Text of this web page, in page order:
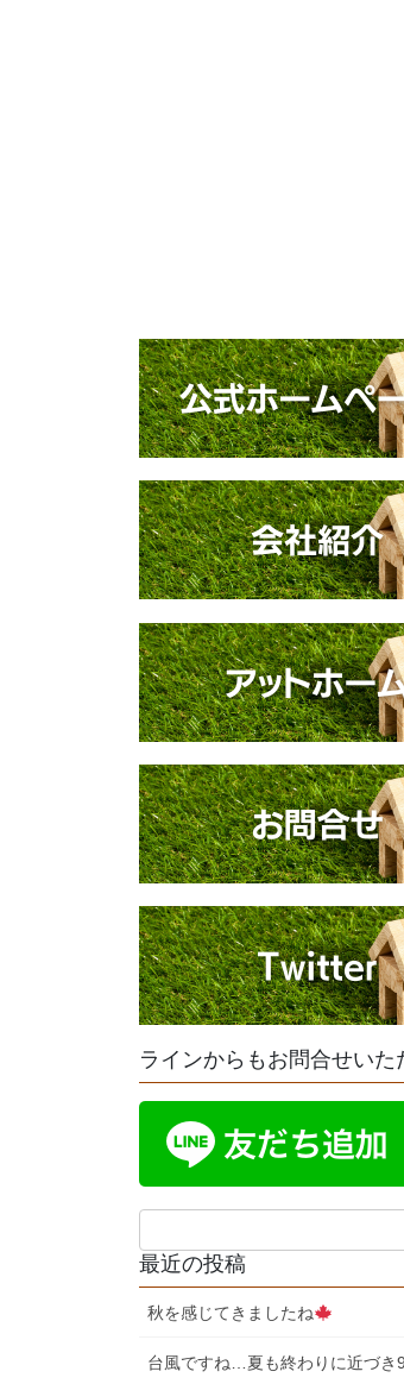
ラインからもお問合せいた
最近の投稿
秋を感じてきましたね
台風ですね…夏も終わりに近づき